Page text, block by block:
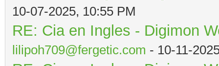
10-07-2025, 10:55 PM
RE: Cia en Ingles - Digimon
lilipoh709@fergetic.com - 10-11-